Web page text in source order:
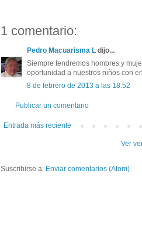
1 comentario:
Pedro Macuarisma L dijo...
Siempre tendremos hombres y
oportunidad a nuestros niños con
8 de febrero de 2013 a las 18:52
Publicar un comentario
Entrada más reciente
Ver
Suscribirse a: Enviar comentarios (Atom)